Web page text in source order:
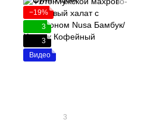
−19%
3
3
Видео
3